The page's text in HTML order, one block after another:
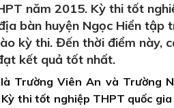
năm 2015. Kỳ thi tốt
bàn huyện Ngọc Hiển tập
kỳ thi. Đến thời điểm này,
kết quả tốt nhất.
Trường Viên An và Trường
thi tốt nghiệp THPT quốc